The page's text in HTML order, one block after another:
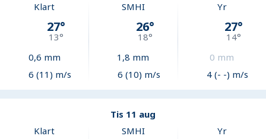
Klart
27°
13°
0,6 mm
6 (11) m/s
SMHI
26°
18°
1,8 mm
6 (10) m/s
Yr
27°
14°
0 mm
4 (- -) m/s
Tis 11 aug
Klart
SMHI Yr